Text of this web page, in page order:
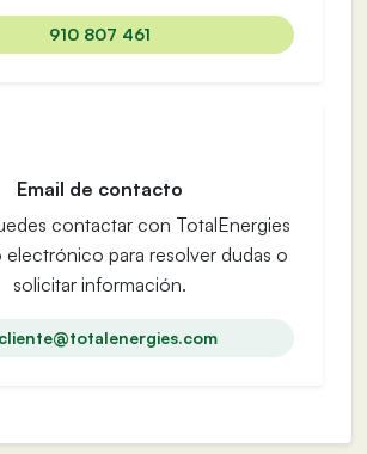
910 807 461
Email de contacto
contactar con TotalEnergies
para resolver dudas o
solicitar información.